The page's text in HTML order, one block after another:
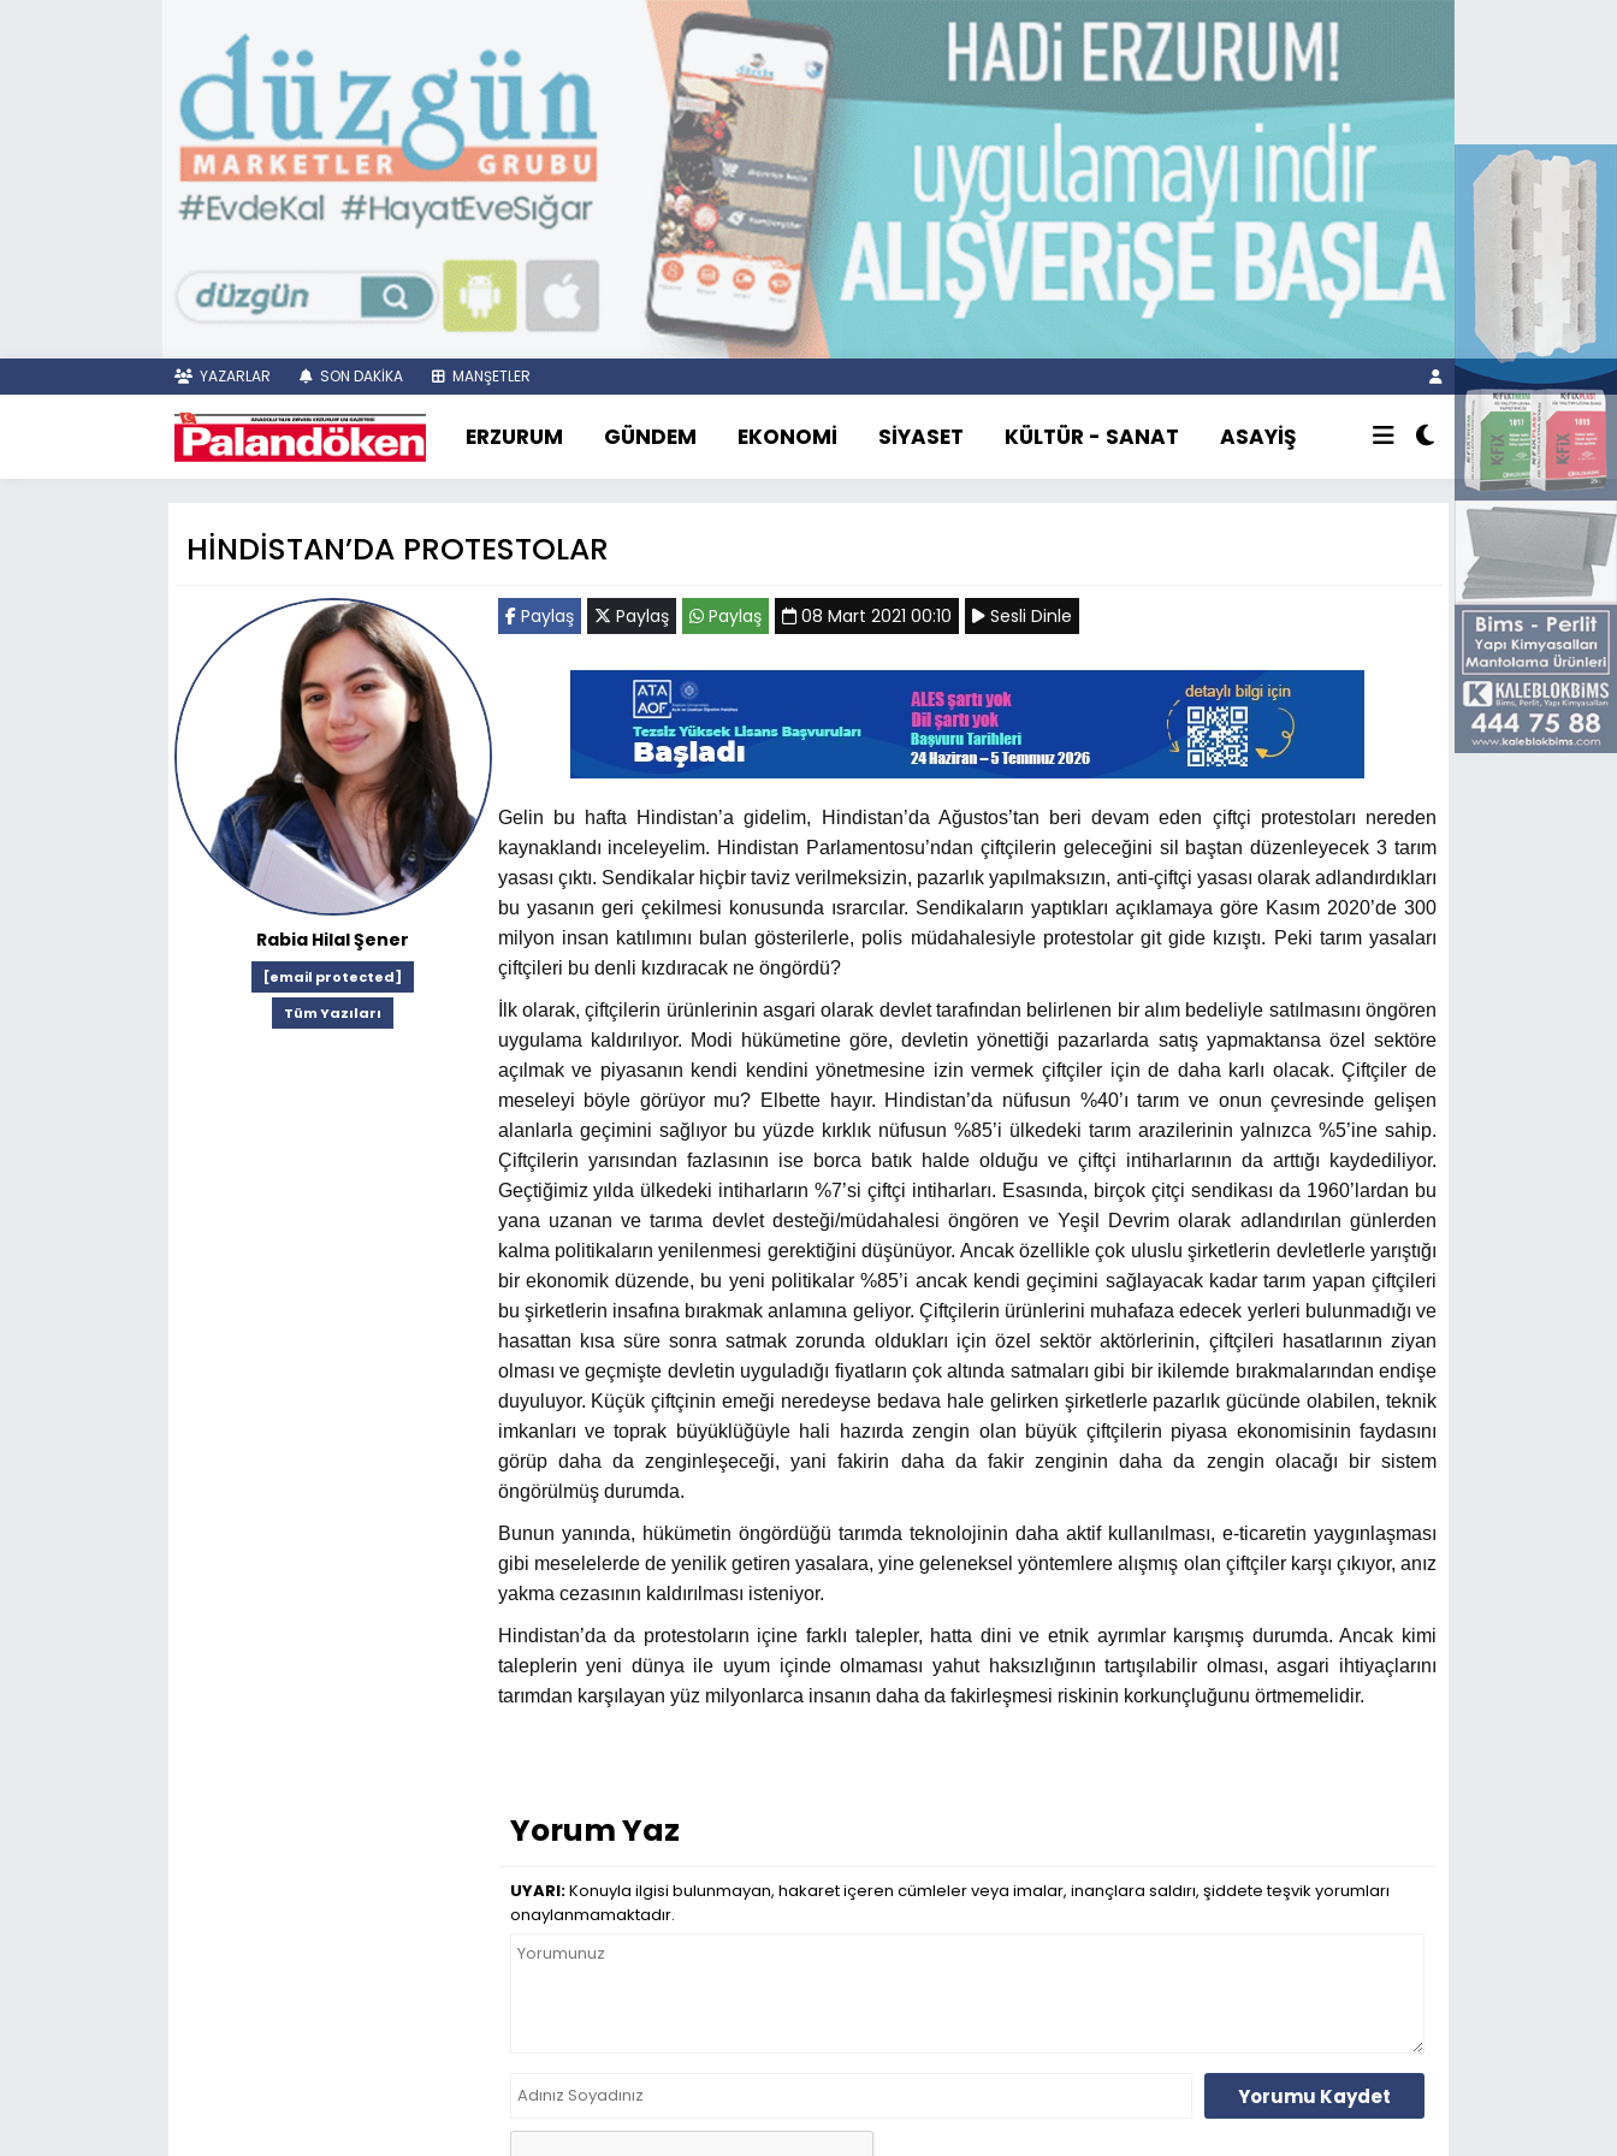
YAZARLAR SON DAKİKA MANŞETLER
ERZURUM GÜNDEM EKONOMİ SİYASET KÜLTÜR - SANAT ASAYİŞ
HİNDİSTAN’DA PROTESTOLAR
Rabia Hilal Şener
[email protected]
Tüm Yazıları
Paylaş Paylaş Paylaş 08 Mart 2021 00:10 Sesli Dinle
Gelin bu hafta Hindistan’a gidelim, Hindistan’da Ağustos’tan beri devam eden çiftçi protestoları nereden
kaynaklandı inceleyelim. Hindistan Parlamentosu’ndan çiftçilerin geleceğini sil baştan düzenleyecek 3 tarım
yasası çıktı. Sendikalar hiçbir taviz verilmeksizin, pazarlık yapılmaksızın, anti-çiftçi yasası olarak adlandırdıkları
bu yasanın geri çekilmesi konusunda ısrarcılar. Sendikaların yaptıkları açıklamaya göre Kasım 2020’de 300
milyon insan katılımını bulan gösterilerle, polis müdahalesiyle protestolar git gide kızıştı. Peki tarım yasaları
çiftçileri bu denli kızdıracak ne öngördü?
İlk olarak, çiftçilerin ürünlerinin asgari olarak devlet tarafından belirlenen bir alım bedeliyle satılmasını öngören
uygulama kaldırılıyor. Modi hükümetine göre, devletin yönettiği pazarlarda satış yapmaktansa özel sektöre
açılmak ve piyasanın kendi kendini yönetmesine izin vermek çiftçiler için de daha karlı olacak. Çiftçiler de
meseleyi böyle görüyor mu? Elbette hayır. Hindistan’da nüfusun %40’ı tarım ve onun çevresinde gelişen
alanlarla geçimini sağlıyor bu yüzde kırklık nüfusun %85’i ülkedeki tarım arazilerinin yalnızca %5’ine sahip.
Çiftçilerin yarısından fazlasının ise borca batık halde olduğu ve çiftçi intiharlarının da arttığı kaydediliyor.
Geçtiğimiz yılda ülkedeki intiharların %7’si çiftçi intiharları. Esasında, birçok çitçi sendikası da 1960’lardan bu
yana uzanan ve tarıma devlet desteği/müdahalesi öngören ve Yeşil Devrim olarak adlandırılan günlerden
kalma politikaların yenilenmesi gerektiğini düşünüyor. Ancak özellikle çok uluslu şirketlerin devletlerle yarıştığı
bir ekonomik düzende, bu yeni politikalar %85’i ancak kendi geçimini sağlayacak kadar tarım yapan çiftçileri
bu şirketlerin insafına bırakmak anlamına geliyor. Çiftçilerin ürünlerini muhafaza edecek yerleri bulunmadığı ve
hasattan kısa süre sonra satmak zorunda oldukları için özel sektör aktörlerinin, çiftçileri hasatlarının ziyan
olması ve geçmişte devletin uyguladığı fiyatların çok altında satmaları gibi bir ikilemde bırakmalarından endişe
duyuluyor. Küçük çiftçinin emeği neredeyse bedava hale gelirken şirketlerle pazarlık gücünde olabilen, teknik
imkanları ve toprak büyüklüğüyle hali hazırda zengin olan büyük çiftçilerin piyasa ekonomisinin faydasını
görüp daha da zenginleşeceği, yani fakirin daha da fakir zenginin daha da zengin olacağı bir sistem
öngörülmüş durumda.
Bunun yanında, hükümetin öngördüğü tarımda teknolojinin daha aktif kullanılması, e-ticaretin yaygınlaşması
gibi meselelerde de yenilik getiren yasalara, yine geleneksel yöntemlere alışmış olan çiftçiler karşı çıkıyor, anız
yakma cezasının kaldırılması isteniyor.
Hindistan’da da protestoların içine farklı talepler, hatta dini ve etnik ayrımlar karışmış durumda. Ancak kimi
taleplerin yeni dünya ile uyum içinde olmaması yahut haksızlığının tartışılabilir olması, asgari ihtiyaçlarını
tarımdan karşılayan yüz milyonlarca insanın daha da fakirleşmesi riskinin korkunçluğunu örtmemelidir.
Yorum Yaz
UYARI:Konuyla ilgisi bulunmayan, hakaret içeren cümleler veya imalar, inançlara saldırı, şiddete teşvik yorumları
onaylanmamaktadır.
Yorumu Kaydet